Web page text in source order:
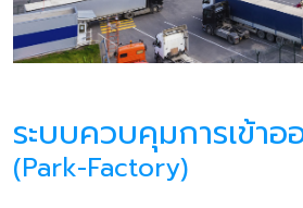
ระบบควบคุมการเข้าอ
(Park-Factory)